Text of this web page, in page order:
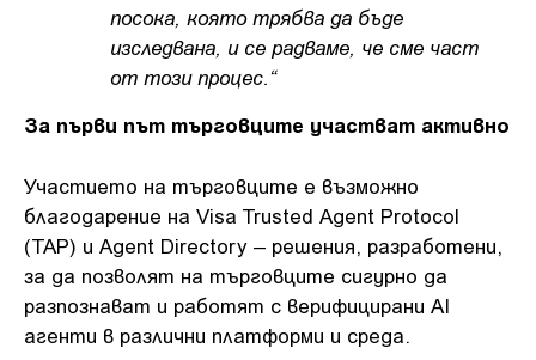
посока, която трябва да бъде
изследвана, и се радваме, че сме част
от този процес.“
За първи път търговците участват активно
Участието на търговците е възможно
благодарение на Visa Trusted Agent Protocol
(TAP) и Agent Directory – решения, разработени,
за да позволят на търговците сигурно да
разпознават и работят с верифицирани AI
агенти в различни платформи и среда.